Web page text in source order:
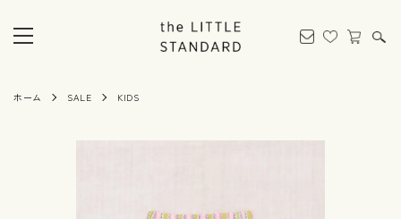
ホーム SALE KIDS